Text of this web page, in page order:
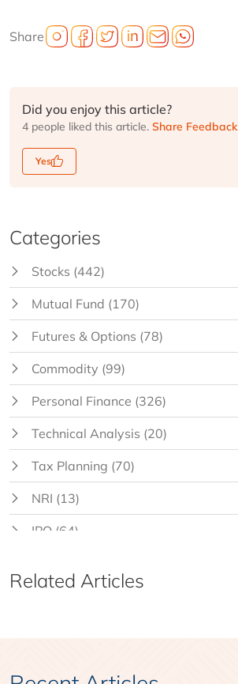
Share
Did you enjoy this article?
4 people liked this article. Share Feedback
Yes
Categories
Stocks (442)
Mutual Fund (170)
Futures & Options (78)
Commodity (99)
Personal Finance (326)
Technical Analysis (20)
Tax Planning (70)
NRI (13)
IPO (64)
Related Articles